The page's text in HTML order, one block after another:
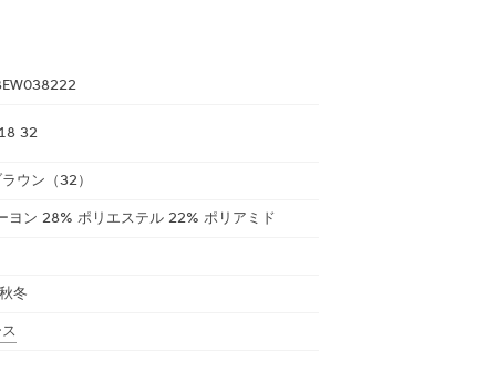
32
ウン（32）
ヨン 28% ポリエステル 22% ポリアミド
冬